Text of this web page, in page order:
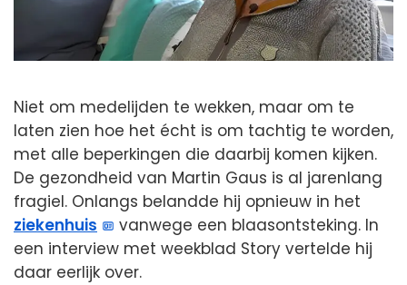
Niet om medelijden te wekken, maar om te
laten zien hoe het écht is om tachtig te worden,
met alle beperkingen die daarbij komen kijken.
De gezondheid van Martin Gaus is al jarenlang
fragiel. Onlangs belandde hij opnieuw in het
ziekenhuis
vanwege een blaasontsteking. In
een interview met weekblad Story vertelde hij
daar eerlijk over.